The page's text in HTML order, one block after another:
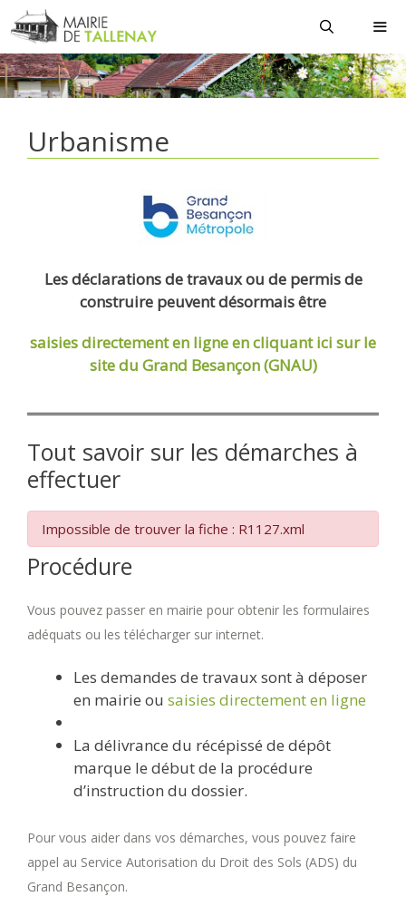
Aller
au
contenu
Urbanisme
Les déclarations de travaux ou de permis de
construire peuvent désormais être
saisies directement en ligneen cliquant ici sur le
site du Grand Besançon (GNAU)
Tout savoir sur les démarches à
effectuer
Impossible de trouver la fiche : R1127.xml
Procédure
Vous pouvez passer en mairie pour obtenir les formulaires
adéquats ou les télécharger sur internet.
Les demandes de travaux sont à déposer
en mairie ou saisies directement en ligne
La délivrance du récépissé de dépôt
marque le début de la procédure
d’instruction du dossier.
Pour vous aider dans vos démarches, vous pouvez faire
appel au Service Autorisation du Droit des Sols (ADS) du
Grand Besançon.